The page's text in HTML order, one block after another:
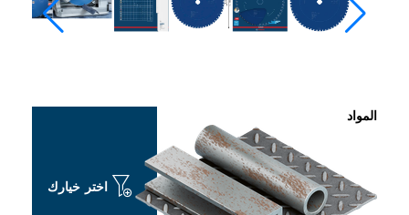
المواد
اختر خيارك